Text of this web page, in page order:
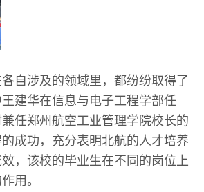
自涉及的领域里，都纷纷取得了
建华在信息与电子工程学部任
任郑州航空工业管理学院校长的
成功，充分表明北航的人才培养
，该校的毕业生在不同的岗位上
用。